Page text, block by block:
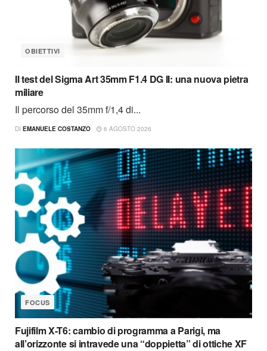
OBIETTIVI
Il test del Sigma Art 35mm F1.4 DG II: una nuova pietra
miliare
Il percorso del 35mm f/1,4 di...
DI EMANUELE COSTANZO 6 AGOSTO 2026
FOCUS
Fujifilm X-T6: cambio di programma a Parigi, ma
all’orizzonte si intravede una “doppietta” di ottiche XF